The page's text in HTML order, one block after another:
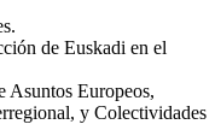
de Euskadi en el
Asuntos Europeos,
y Colectividades